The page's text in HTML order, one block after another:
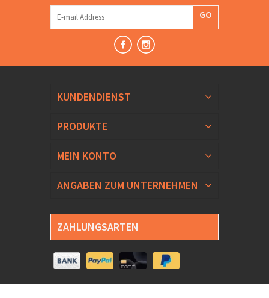
GO
KUNDENDIENST
PRODUKTE
MEIN KONTO
ANGABEN ZUM UNTERNEHMEN
ZAHLUNGSARTEN